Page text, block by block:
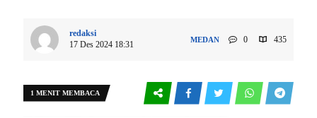
redaksi
17 Des 2024 18:31
MEDAN 0 435
1 MENIT MEMBACA